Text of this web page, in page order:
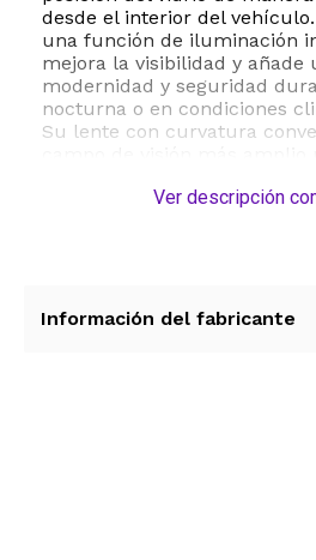
desde el interior del
una función de iluminación
mejora la visibilidad y añade
modernidad y seguridad
nocturna o en condiciones
Su lente con curvatura
maniobras de cambio de
puerta se integra
Ver descripción
Información del fabricante